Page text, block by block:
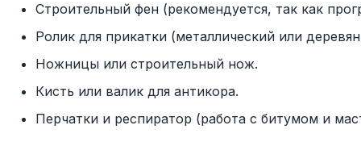
Строительный фен (рекомендуется, так как
Ролик для прикатки (металлический или
Ножницы или строительный нож.
Кисть или валик для антикора.
Перчатки и респиратор (работа с битумом и